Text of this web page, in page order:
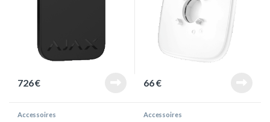
726€ 66€
Accessoires Accessoires